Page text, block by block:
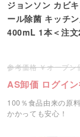
ジョンソン カビ
ール除菌 キッチ
400mL 1本＜注文
オープン
AS卸価 ログイ
100％食品由来の原
かかっても安心！